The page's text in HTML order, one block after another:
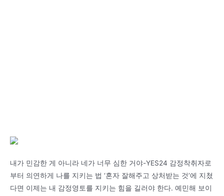
내가 민감한 게 아니라 네가 너무 심한 거야-YES24 감정착취자로
부터 의연하게 나를 지키는 법 ‘혼자 잘해주고 상처받는 것’에 지쳤
다면 이제는 내 감정영토를 지키는 힘을 길러야 한다. 예민해 보이